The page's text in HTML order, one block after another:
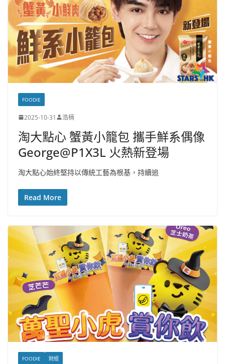
FOODIE
2025-10-31 浩楠
淘大點心 蟹黃小籠包 攜手鮮系偶像
George@P1X3L 火熱新登場
淘大點心始終堅持以傳統工藝為根基，持續追
Read More
FOODIE 財經